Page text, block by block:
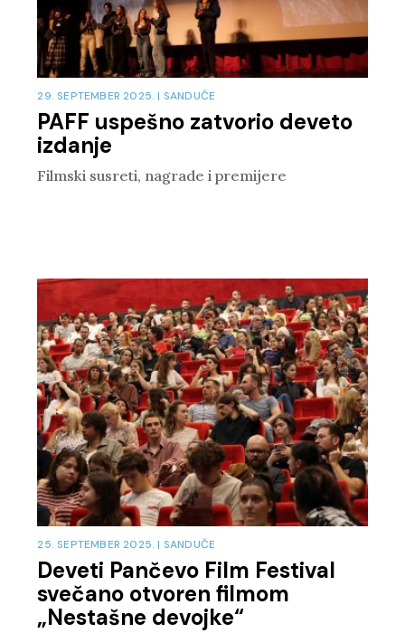
PAFF uspešno zatvorio deveto
izdanje
29. SEPTEMBER 2025. | SANDUČE
Filmski susreti, nagrade i premijere
Deveti Pančevo Film Festival
svečano otvoren filmom
„Nestašne devojke“
25. SEPTEMBER 2025. | SANDUČE